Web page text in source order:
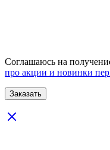
Соглашаюсь на
про акции и новинки